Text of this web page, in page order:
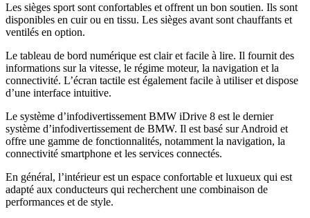
Les sièges sport sont confortables et offrent un bon soutien. Ils sont
disponibles en cuir ou en tissu. Les sièges avant sont chauffants et
ventilés en option.
Le tableau de bord numérique est clair et facile à lire. Il fournit des
informations sur la vitesse, le régime moteur, la navigation et la
connectivité. L’écran tactile est également facile à utiliser et dispose
d’une interface intuitive.
Le système d’infodivertissement BMW iDrive 8 est le dernier
système d’infodivertissement de BMW. Il est basé sur Android et
offre une gamme de fonctionnalités, notamment la navigation, la
connectivité smartphone et les services connectés.
En général, l’intérieur est un espace confortable et luxueux qui est
adapté aux conducteurs qui recherchent une combinaison de
performances et de style.